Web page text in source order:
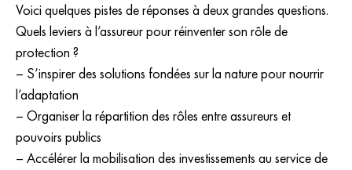
Voici quelques pistes de réponses à deux grandes questions.
Quels leviers à l’assureur pour réinventer son rôle de
protection ?
– S’inspirer des solutions fondées sur la nature pour nourrir
l’adaptation
– Organiser la répartition des rôles entre assureurs et
pouvoirs publics
– Accélérer la mobilisation des investissements au service de